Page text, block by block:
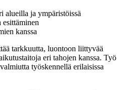
alueilla ja ympäristöissä
esittäminen
kanssa
tarkkuutta, luontoon liittyvää
eri tahojen kanssa. Työ
työskennellä erilaisissa